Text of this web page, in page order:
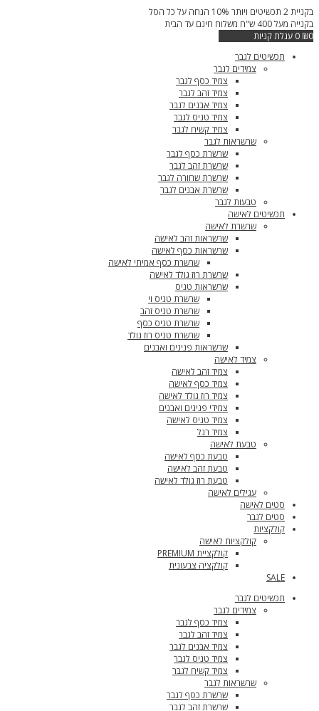
דילוג
לתוכן
בקניית 2 תכשיטים ויותר 10% הנחה על כל הסל
בקנייה מעל 400 ש"ח משלוח חינם עד הבית
₪0
0 עגלת קניות
תכשיטים לגבר
צמידים לגבר
צמיד כסף לגבר
צמיד זהב לגבר
צמיד אבנים לגבר
צמיד טניס לגבר
צמיד קשיח לגבר
שרשראות לגבר
שרשרת כסף לגבר
שרשרת זהב לגבר
שרשרת שחורה לגבר
שרשרת אבנים לגבר
טבעות לגבר
תכשיטים לאישה
שרשרת לאישה
שרשראות זהב לאישה
שרשראות כסף לאישה
שרשרת כסף אמיתי לאישה
שרשרת רוז גולד לאישה
שרשראות טניס
שרשרת טניס וי
שרשרת טניס זהב
שרשרת טניס כסף
שרשרת טניס רוז גולד
שרשראות פנינים ואבנים
צמיד לאישה
צמיד זהב לאישה
צמיד כסף לאישה
צמיד רוז גולד לאישה
צמידי פנינים ואבנים
צמיד טניס לאישה
צמיד רגל
טבעת לאישה
טבעת כסף לאישה
טבעת זהב לאישה
טבעת רוז גולד לאישה
עגילים לאישה
סטים לאישה
סטים לגבר
קולקציות
קולקציות לאישה
קולקציית PREMIUM
קולקציה צבעונית
SALE
תכשיטים לגבר
צמידים לגבר
צמיד כסף לגבר
צמיד זהב לגבר
צמיד אבנים לגבר
צמיד טניס לגבר
צמיד קשיח לגבר
שרשראות לגבר
שרשרת כסף לגבר
שרשרת זהב לגבר